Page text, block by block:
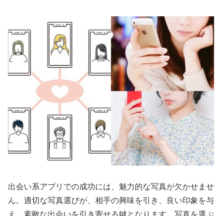
出会い系アプリでの成功には、魅力的な写真が欠かせませ
ん。適切な写真選びが、相手の興味を引き、良い印象を与
え、素敵な出会いを引き寄せる鍵となります。写真を選ぶ